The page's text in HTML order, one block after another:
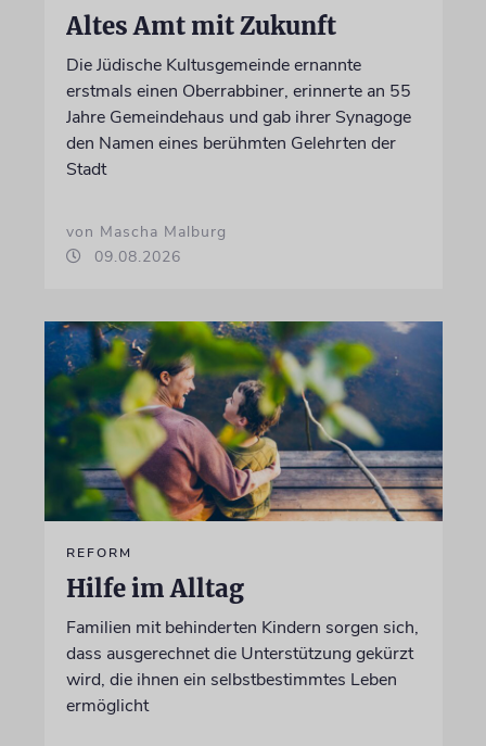
Altes Amt mit Zukunft
Die Jüdische Kultusgemeinde ernannte
erstmals einen Oberrabbiner, erinnerte an 55
Jahre Gemeindehaus und gab ihrer Synagoge
den Namen eines berühmten Gelehrten der
Stadt
von Mascha Malburg
09.08.2026
REFORM
Hilfe im Alltag
Familien mit behinderten Kindern sorgen sich,
dass ausgerechnet die Unterstützung gekürzt
wird, die ihnen ein selbstbestimmtes Leben
ermöglicht